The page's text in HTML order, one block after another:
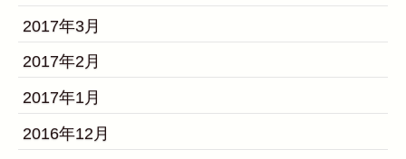
2017年3月
2017年2月
2017年1月
2016年12月